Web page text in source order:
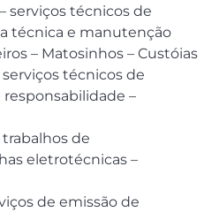
serviços técnicos de
técnica e manutenção
– Matosinhos – Custóias
técnicos de
–
de
eletrotécnicas –
de emissão de